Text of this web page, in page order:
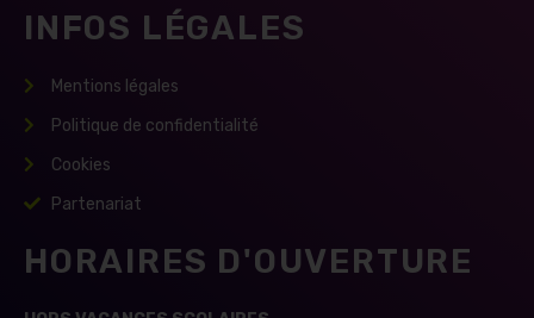
INFOS LÉGALES
Mentions légales
Politique de confidentialité
Cookies
Partenariat
HORAIRES D'OUVERTURE